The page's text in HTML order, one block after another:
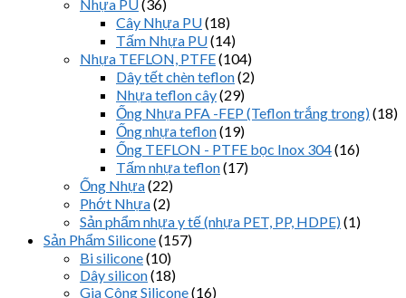
Nhựa PU(36)
Cây Nhựa PU(18)
Tấm Nhựa PU(14)
Nhựa TEFLON, PTFE(104)
Dây tết chèn teflon(2)
Nhựa teflon cây(29)
Ống Nhựa PFA -FEP (Teflon trắng trong)(18)
Ống nhựa teflon(19)
Ống TEFLON - PTFE bọc Inox 304(16)
Tấm nhựa teflon(17)
Ống Nhựa(22)
Phớt Nhựa(2)
Sản phẩm nhựa y tế (nhựa PET, PP, HDPE)(1)
Sản Phẩm Silicone(157)
Bi silicone(10)
Dây silicon(18)
Gia Công Silicone(16)